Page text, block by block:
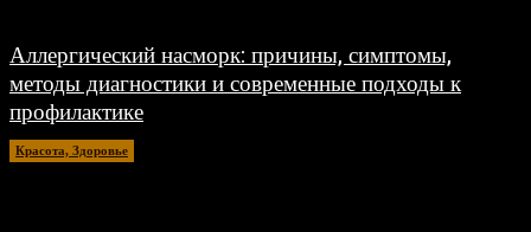
Аллергический насморк: причины, симптомы,
методы диагностики и современные подходы к
профилактике
Красота, Здоровье